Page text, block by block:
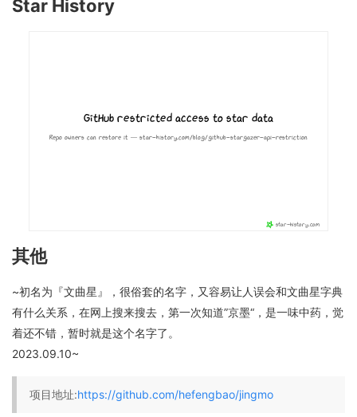
Star History
其他
~初名为『文曲星』，很俗套的名字，又容易让人误会和文曲星字典
有什么关系，在网上搜来搜去，第一次知道”京墨“，是一味中药，觉
着还不错，暂时就是这个名字了。
2023.09.10~
项目地址:https://github.com/hefengbao/jingmo